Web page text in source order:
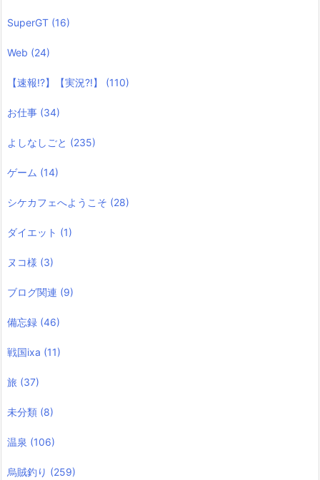
SuperGT (16)
Web (24)
【速報!?】【実況?!】 (110)
お仕事 (34)
よしなしごと (235)
ゲーム (14)
シケカフェへようこそ (28)
ダイエット (1)
ヌコ様 (3)
ブログ関連 (9)
備忘録 (46)
戦国ixa (11)
旅 (37)
未分類 (8)
温泉 (106)
烏賊釣り (259)